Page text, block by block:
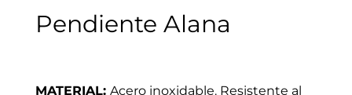
Pendiente Alana
MATERIAL: Acero inoxidable. Resistente al